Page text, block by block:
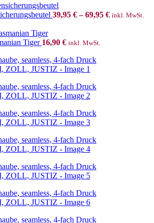
39,95 €–69,95 € inkl. MwSt.
Tiger 16,90 € inkl. MwSt.